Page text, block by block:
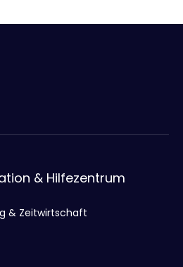
& Hilfezentrum
& Zeitwirtschaft